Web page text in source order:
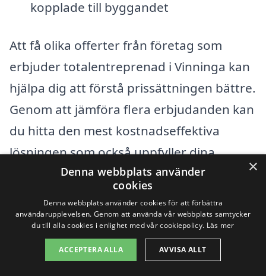
kopplade till byggandet
Att få olika offerter från företag som
erbjuder totalentreprenad i Vinninga kan
hjälpa dig att förstå prissättningen bättre.
Genom att jämföra flera erbjudanden kan
du hitta den mest kostnadseffektiva
lösningen som också uppfyller dina
kvalitetskrav. Det är också en bra idé att
kontrollera referenser och tidigare
projekt hos de företag du överväger, för
att säkerställa att de kan leverera det
arbete du förväntar dig.
×
Denna webbplats använder
cookies
Denna webbplats använder cookies för att förbättra
användarupplevelsen. Genom att använda vår webbplats samtycker
du till alla cookies i enlighet med vår cookiepolicy. Läs mer
ACCEPTERA ALLA AVVISA ALLT